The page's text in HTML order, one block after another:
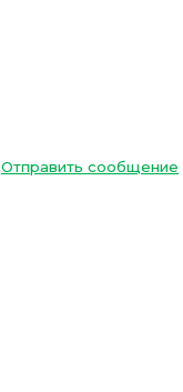
Отправить сообщение